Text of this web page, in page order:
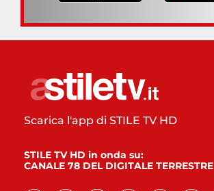
Scarica l'app di STILE TV HD
STILE TV HD in onda su:
CANALE 78 DEL DIGITALE TERRESTRE